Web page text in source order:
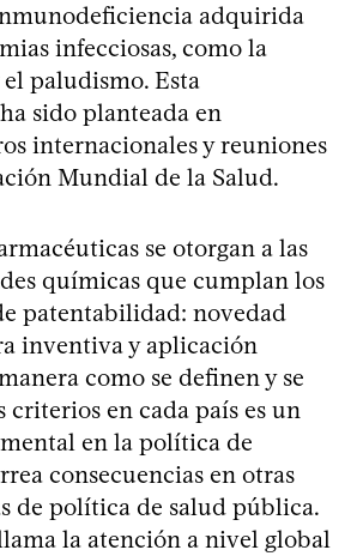
adquirida
infecciosas, como la
paludismo. Esta
sido planteada en
internacionales y reuniones
Mundial de la Salud.
se otorgan a las
químicas que cumplan los
patentabilidad: novedad
inventiva y aplicación
como se definen y se
criterios en cada país es un
en la política de
consecuencias en otras
de política de salud pública.
la atención a nivel global